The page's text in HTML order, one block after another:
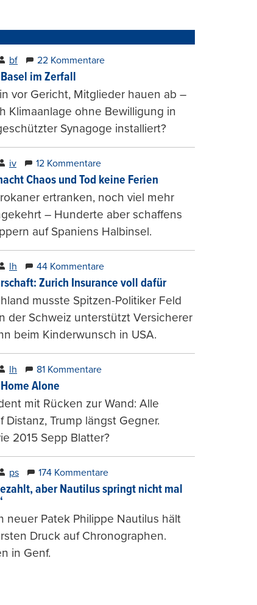
bf 22 Kommentare
im Zerfall
vor Gericht, Mitglieder hauen ab –
Klimaanlage ohne Bewilligung in
Synagoge installiert?
iv 12 Kommentare
Chaos und Tod keine Ferien
ertranken, noch viel mehr
– Hunderte aber schaffens
auf Spaniens Halbinsel.
lh 44 Kommentare
Zurich Insurance voll dafür
musste Spitzen-Politiker Feld
der Schweiz unterstützt Versicherer
beim Kinderwunsch in USA.
lh 81 Kommentare
Alone
mit Rücken zur Wand: Alle
Distanz, Trump längst Gegner.
2015 Sepp Blatter?
ps 174 Kommentare
aber Nautilus springt nicht mal
neuer Patek Philippe Nautilus hält
Druck auf Chronographen.
in Genf.